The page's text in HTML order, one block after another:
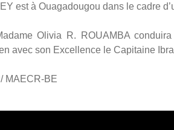
est à Ouagadougou dans le cadre
Olivia R. ROUAMBA
avec son Excellence le Capitaine
MAECR-BE